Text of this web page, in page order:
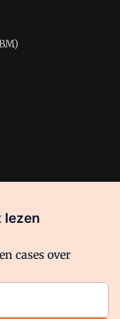
inons manifestwaar
site zijn de
lezen
cases over